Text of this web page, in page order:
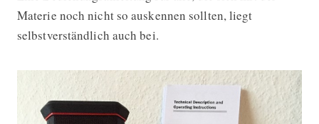
Materie noch nicht so auskennen sollten, liegt
selbstverständlich auch bei.